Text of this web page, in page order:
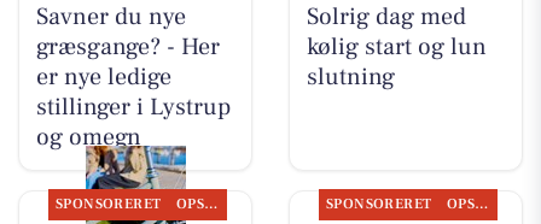
Savner du nye
græsgange? - Her
er nye ledige
stillinger i Lystrup
og omegn
Solrig dag med
kølig start og lun
slutning
SPONSORERET OPSLAGSTAVLEN SPONSORERET OPSLAGSTAVLEN